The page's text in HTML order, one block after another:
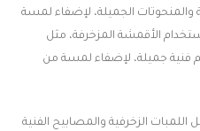
والمنحوتات الجميلة، لإضفاء لمسة
الأقمشة المزخرفة، مثل
فنية جميلة، لإضفاء لمسة من
الزخرفية والمصابيح الفنية